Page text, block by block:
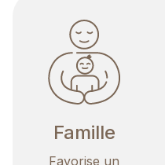
Famille
Favorise un